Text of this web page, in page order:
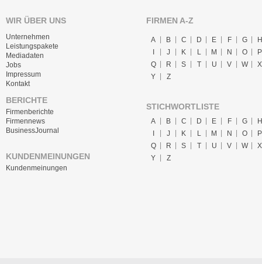
WIR ÜBER UNS
Unternehmen
Leistungspakete
Mediadaten
Jobs
Impressum
Kontakt
BERICHTE
Firmenberichte
Firmennews
BusinessJournal
KUNDENMEINUNGEN
Kundenmeinungen
FIRMEN A-Z
A B C D E F G
H
J K L M N O
P
Q
R S T U V W
X
Y
Z
STICHWORTLISTE
A B C D E F G
H
I
J K L M N O
P
Q
R S T U V W
X
Y
Z